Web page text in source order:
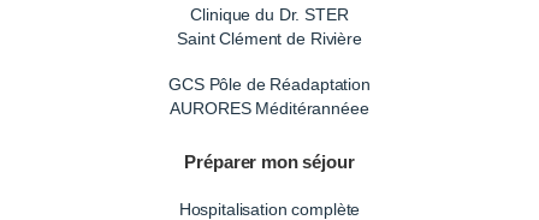
Clinique du Dr. STER
Saint Clément de Rivière
GCS Pôle de Réadaptation
AURORES Méditérannéee
Préparer mon séjour
Hospitalisation complète